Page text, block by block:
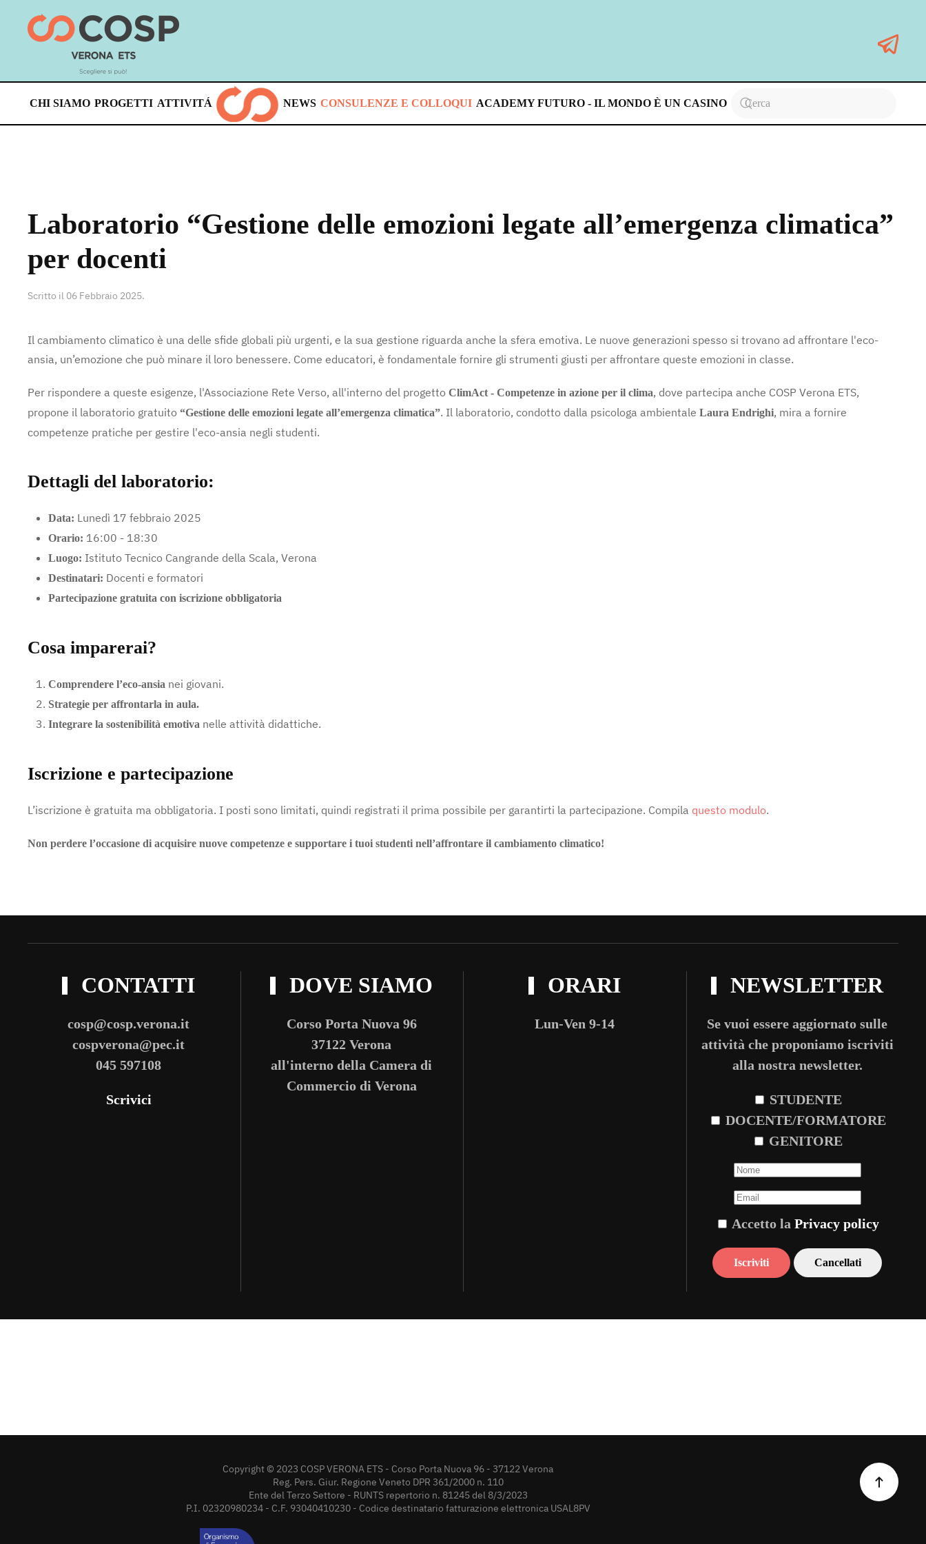
Skip
CHI SIAMO PROGETTI ATTIVITÁ NEWS CONSULENZE E COLLOQUI ACADEMY FUTURO - IL MONDO È UN CASINO
Laboratorio “Gestione delle emozioni legate all’emergenza climatica”
per docenti
Scritto il 06 Febbraio 2025.
Il cambiamento climatico è una delle sfide globali più urgenti, e la sua gestione riguarda anche la sfera emotiva. Le nuove generazioni spesso si trovano ad affrontare l'eco-
ansia, un’emozione che può minare il loro benessere. Come educatori, è fondamentale fornire gli strumenti giusti per affrontare queste emozioni in classe.
Per rispondere a queste esigenze, l'Associazione Rete Verso, all'interno del progetto ClimAct - Competenze in azione per il clima, dove partecipa anche COSP Verona ETS,
propone il laboratorio gratuito “Gestione delle emozioni legate all’emergenza climatica”. Il laboratorio, condotto dalla psicologa ambientale Laura Endrighi, mira a fornire
competenze pratiche per gestire l'eco-ansia negli studenti.
Dettagli del laboratorio:
Data: Lunedì 17 febbraio 2025
Orario: 16:00 - 18:30
Luogo: Istituto Tecnico Cangrande della Scala, Verona
Destinatari: Docenti e formatori
Partecipazione gratuita con iscrizione obbligatoria
Cosa imparerai?
Comprendere l’eco-ansia nei giovani.
Strategie per affrontarla in aula.
Integrare la sostenibilità emotiva nelle attività didattiche.
Iscrizione e partecipazione
L’iscrizione è gratuita ma obbligatoria. I posti sono limitati, quindi registrati il prima possibile per garantirti la partecipazione. Compila questo modulo.
Non perdere l’occasione di acquisire nuove competenze e supportare i tuoi studenti nell’affrontare il cambiamento climatico!
CONTATTI
cosp@cosp.verona.it
cospverona@pec.it
045 597108
Scrivici
DOVE SIAMO
Corso Porta Nuova 96
37122 Verona
all'interno della Camera di
Commercio di Verona
ORARI
Lun-Ven 9-14
NEWSLETTER
Se vuoi essere aggiornato sulle
attività che proponiamo iscriviti
alla nostra newsletter.
STUDENTE
DOCENTE/FORMATORE
GENITORE
Accetto laPrivacy policy
Copyright © 2023 COSP VERONA ETS - Corso Porta Nuova 96 - 37122 Verona
Reg. Pers. Giur. Regione Veneto DPR 361/2000 n. 110
Ente del Terzo Settore - RUNTS repertorio n. 81245 del 8/3/2023
P.I. 02320980234 - C.F. 93040410230 - Codice destinatario fatturazione elettronica USAL8PV